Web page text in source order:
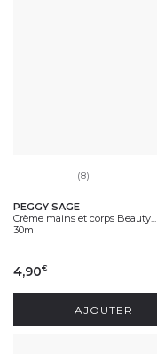
(8)
PEGGY SAGE
Crème mains et corps Beauty...
30ml
4,90€
AJOUTER